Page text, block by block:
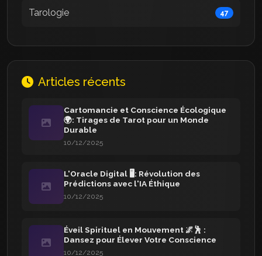
Tarologie 47
Articles récents
Cartomancie et Conscience Écologique
🌍: Tirages de Tarot pour un Monde
Durable
10/12/2025
L'Oracle Digital 🖥️: Révolution des
Prédictions avec l'IA Éthique
10/12/2025
Éveil Spirituel en Mouvement 🌌🕺 :
Dansez pour Élever Votre Conscience
10/12/2025